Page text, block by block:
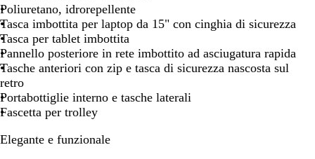
Poliuretano, idrorepellente
Tasca imbottita per laptop da 15" con cinghia di sicurezza
Tasca per tablet imbottita
Pannello posteriore in rete imbottito ad asciugatura rapida
Tasche anteriori con zip e tasca di sicurezza nascosta sul
retro
Portabottiglie interno e tasche laterali
Fascetta per trolley
Elegante e funzionale